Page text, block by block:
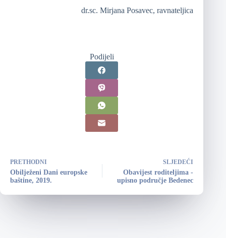
dr.sc. Mirjana Posavec, ravnateljica
Podijeli
PRETHODNI
Obilježeni Dani europske
baštine, 2019.
SLJEDEĆI
Obavijest roditeljima -
upisno područje Bedenec